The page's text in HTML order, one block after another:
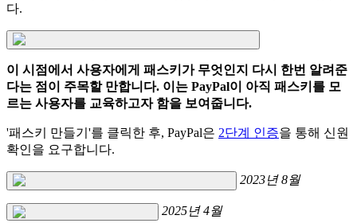
다.
이 시점에서 사용자에게 패스키가 무엇인지 다시 한번 알려준
다는 점이 주목할 만합니다. 이는 PayPal이 아직 패스키를 모
르는 사용자를 교육하고자 함을 보여줍니다.
'패스키 만들기'를 클릭한 후, PayPal은 2단계 인증을 통해 신원
확인을 요구합니다.
2023년 8월
2025년 4월